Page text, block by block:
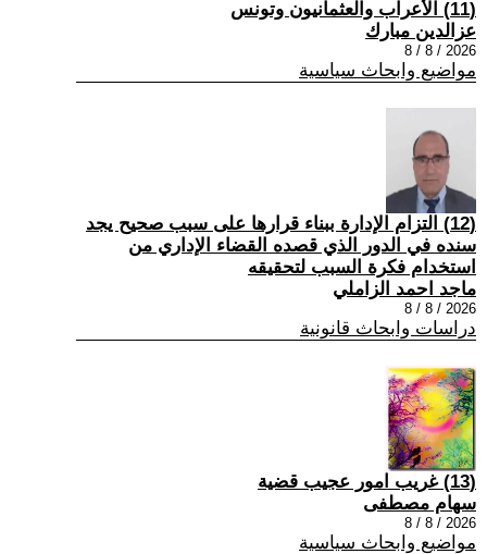
(11) الأعراب والعثمانيون وتونس
عزالدين مبارك
2026 / 8 / 8
مواضيع وابحاث سياسية
(12) التزام الإدارة ببناء قرارها على سبب صحیح یجد
سنده في الدور الذي قصده القضاء الإداري من
استخدام فكرة السبب لتحقیقه
ماجد احمد الزاملي
2026 / 8 / 8
دراسات وابحاث قانونية
(13) غريب امور عجيب قضية
سهام مصطفى
2026 / 8 / 8
مواضيع وابحاث سياسية